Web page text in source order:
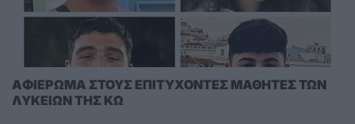
AΦΙΕΡΩΜΑ ΣΤΟΥΣ ΕΠΙΤΥΧΟΝΤΕΣ ΜΑΘΗΤΕΣ ΤΩΝ
ΛΥΚΕΙΩΝ ΤΗΣ ΚΩ